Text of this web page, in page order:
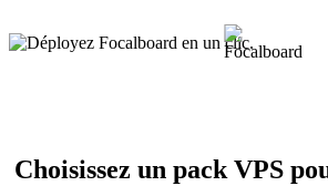
Choisissez un pack VPS